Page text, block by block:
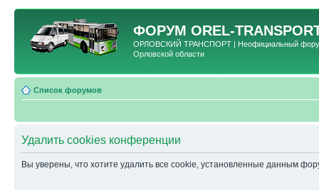
ФОРУМ OREL-
ОРЛОВСКИЙ ТРАНСПОРТ | Неофициальный форум
Орловской области
Список форумов
Удалить cookies конференции
Вы уверены, что хотите удалить все cookie, установленные данным